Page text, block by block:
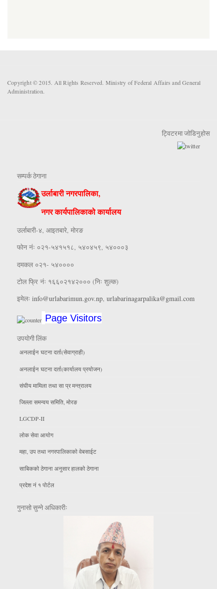
Copyright © 2015. All Rights Reserved. Ministry of Federal Affairs and General
Administration.
ट्विटरमा जोडिनुहोस
सम्पर्क ठेगाना
उर्लाबारी नगरपालिका,
नगर कार्यपालिकाको कार्यालय
उर्लाबारी-४, आइतबारे, माेरङ
फाेन नंः ०२१-५४१५१८, ५४०४५९, ५४०००३
दमकल ०२१- ५४००००
टोल फ्रि नंः १६६०२१४२००० (निः शुल्क)
इमेलः info@urlabarimun.gov.np, urlabarinagarpalika@gmail.com
Page Visitors
उपयाेगी लिंक
अनलाईन घटना दर्ता(सेवाग्राही)
अनलाईन घटना दर्ता(कार्यालय प्रयाेजन)
संघीय मामिला तथा सा प्र मन्त्रालय
जिल्ला समन्वय समिति, माेरङ
LGCDP-II
लाेक सेवा आयाेग
महा, उप तथा नगरपालिकाकाे वेबसाईट
साबिकको ठेगाना अनुसार हालको ठेगाना
प्रदेश नं १ पोर्टल
गुनासो सुन्ने अधिकारीः